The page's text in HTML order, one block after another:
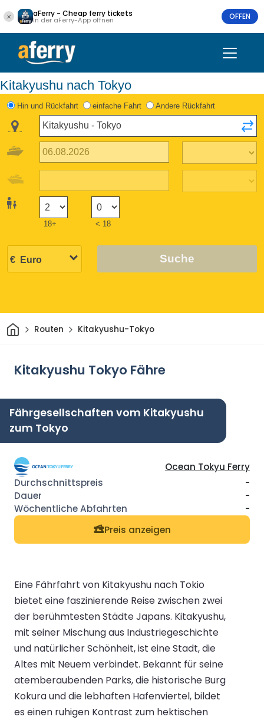
aFerry - Cheap ferry tickets
In der aFerry-App öffnen OFFEN
Kitakyushu nach Tokyo
Hin und Rückfahrt einfache Fahrt Andere Rückfahrt
18+ < 18
Suche
HeimRouten Kitakyushu-Tokyo
Kitakyushu Tokyo Fähre
Fährgesellschaften vom Kitakyushu
zum Tokyo
Ocean Tokyu Ferry
-
-
-
Preis anzeigen
Eine Fährfahrt von Kitakyushu nach Tokio
bietet eine faszinierende Reise zwischen zwei
der berühmtesten Städte Japans. Kitakyushu,
mit seiner Mischung aus Industriegeschichte
und natürlicher Schönheit, ist eine Stadt, die
Altes mit Neuem verbindet. Bekannt für seine
atemberaubenden Parks, die historische Burg
Kokura und die lebhaften Hafenviertel, bildet
es einen ruhigen Kontrast zum hektischen